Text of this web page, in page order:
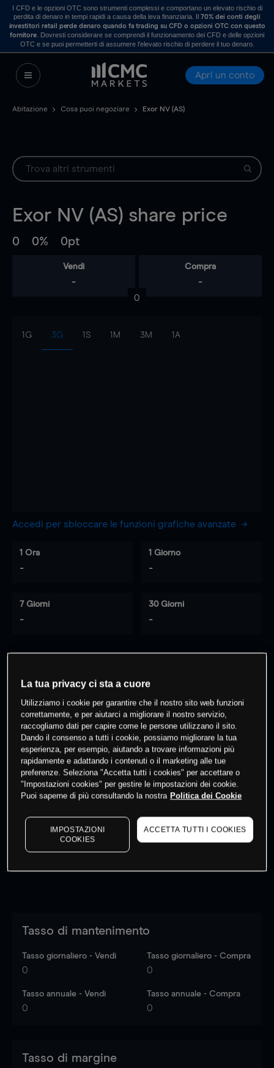
I CFD e le opzioni OTC sono strumenti complessi e comportano un elevato rischio di
perdita di denaro in tempi rapidi a causa della leva finanziaria. Il70% dei conti degli
investitori retail perde denaro quando fa trading su CFD o opzioni OTC con questo
fornitore . Dovresti considerare se comprendi il funzionamento dei CFD e delle opzioni
OTC e se puoi permetterti di assumere l’elevato rischio di perdere il tuo denaro.
Apri un conto
Abitazione Cosa puoi negoziare Exor NV (AS)
Exor NV (AS) share price
0 0% 0pt
Vendi
-
Compra
-
0
1G 3G 1S 1M 3M 1A
Accedi per sbloccare le funzioni grafiche avanzate
1 Ora
-
1 Giorno
-
7 Giorni
-
30 Giorni
-
questo prodotto
Fai trading
Log into see latest market data
Tasso di mantenimento
Tasso giornaliero - Vendi
0
Tasso giornaliero - Compra
0
Tasso annuale - Vendi
0
Tasso annuale - Compra
0
Tasso di margine
La tua privacy ci sta a cuore
Utilizziamo i cookie per garantire che il nostro sito web funzioni
correttamente, e per aiutarci a migliorare il nostro servizio,
raccogliamo dati per capire come le persone utilizzano il sito.
Dando il consenso a tutti i cookie, possiamo migliorare la tua
esperienza, per esempio, aiutando a trovare informazioni più
rapidamente e adattando i contenuti o il marketing alle tue
preferenze. Seleziona "Accetta tutti i cookies" per accettare o
"Impostazioni cookies" per gestire le impostazioni dei cookie.
Puoi saperne di più consultando la nostra Politica dei Cookie
IMPOSTAZIONI
COOKIES
ACCETTA TUTTI I COOKIES